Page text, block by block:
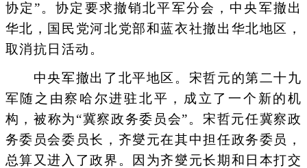
协定”。协定要求撤销北平军分会，中央军撤出
华北，国民党河北党部和蓝衣社撤出华北地区，
取消抗日活动。
中央军撤出了北平地区。宋哲元的第二十九
军随之由察哈尔进驻北平，成立了一个新的机
构，被称为“冀察政务委员会”。宋哲元任冀察政
务委员会委员长，齐燮元在其中担任政务委员，
总算又进入了政界。因为齐燮元长期和日本打交